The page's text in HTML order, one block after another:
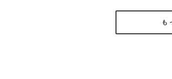
も